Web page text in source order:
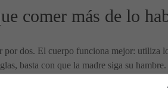
comer más de lo
dos. El cuerpo funciona mejor: utiliza
basta con que la madre siga su hambre.